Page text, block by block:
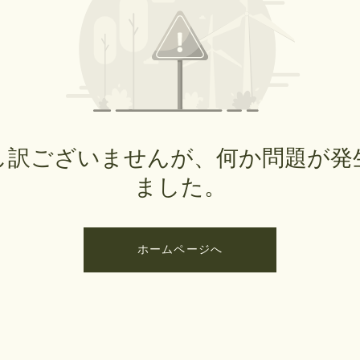
訳ございませんが、何か問題が発
ました。
ホームページへ